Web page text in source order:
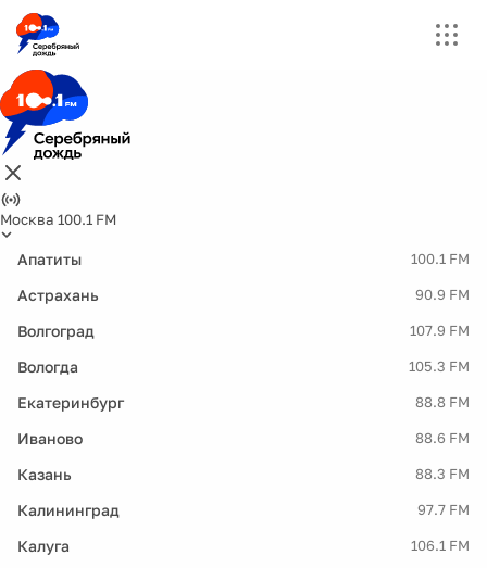
Москва 100.1 FM
Апатиты 100.1 FM
Астрахань 90.9 FM
Волгоград 107.9 FM
Вологда 105.3 FM
Екатеринбург 88.8 FM
Иваново 88.6 FM
Казань 88.3 FM
Калининград 97.7 FM
Калуга 106.1 FM